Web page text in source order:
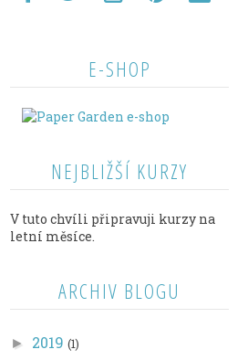
E-SHOP
NEJBLIŽŠÍ KURZY
V tuto chvíli připravuji kurzy na
letní měsíce.
ARCHIV BLOGU
► 2019 (1)